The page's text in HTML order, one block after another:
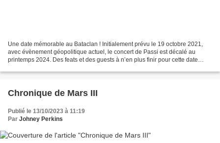
Une date mémorable au Bataclan ! Initialement prévu le 19 octobre 2021,
avec évènement géopolitique actuel, le concert de Passi est décalé au
printemps 2024. Des feats et des guests à n’en plus finir pour cette date
Chronique de Mars III
Publié le 13/10/2023 à 11:19
Par Johney Perkins